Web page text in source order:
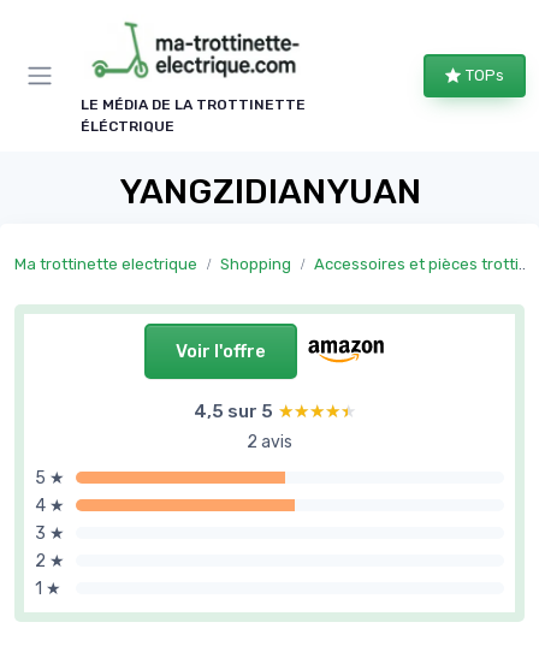
LE MÉDIA DE LA TROTTINETTE
ÉLÉCTRIQUE
TOPs
YANGZIDIANYUAN
Ma trottinette electrique Shopping Accessoires et pièces trottinette électrique
Voir l'offre
4,5 sur 5 ★★★★★
★★★★★
2 avis
5 ★
4 ★
3 ★
2 ★
1 ★